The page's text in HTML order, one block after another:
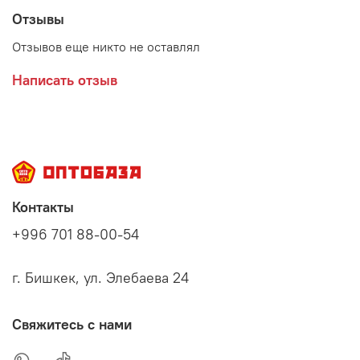
кормите из бутылочки или ложечки. Не оставляйте
Отзывы
Отзывов еще никто не оставлял
Написать отзыв
Контакты
+996 701 88-00-54
г. Бишкек, ул. Элебаева 24
Свяжитесь с нами